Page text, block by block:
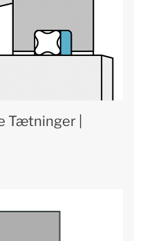
Tætninger |